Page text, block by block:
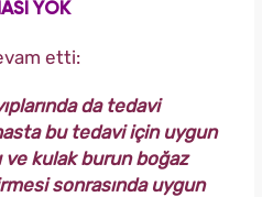
YOK
etti:
da tedavi
bu tedavi için uygun
ve kulak burun boğaz
sonrasında uygun